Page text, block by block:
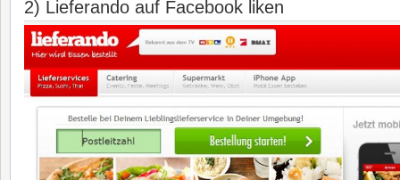
2) Lieferando auf Facebook liken